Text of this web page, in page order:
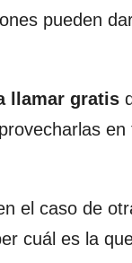
pueden
llamar gratis
en
el caso de
cuál es la